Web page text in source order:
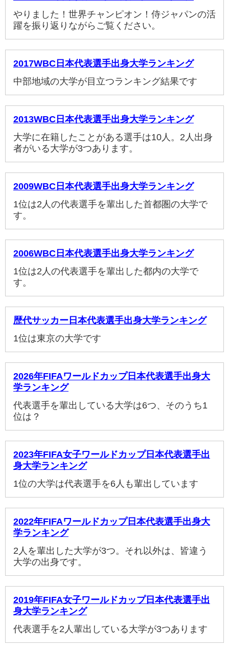
やりました！世界チャンピオン！侍ジャパンの活
躍を振り返りながらご覧ください。
2017WBC日本代表選手出身大学ランキング
中部地域の大学が目立つランキング結果です
2013WBC日本代表選手出身大学ランキング
大学に在籍したことがある選手は10人。2人出身
者がいる大学が3つあります。
2009WBC日本代表選手出身大学ランキング
1位は2人の代表選手を輩出した首都圏の大学で
す。
2006WBC日本代表選手出身大学ランキング
1位は2人の代表選手を輩出した都内の大学で
す。
歴代サッカー日本代表選手出身大学ランキング
1位は東京の大学です
2026年FIFAワールドカップ日本代表選手出身大
学ランキング
代表選手を輩出している大学は6つ、そのうち1
位は？
2023年FIFA女子ワールドカップ日本代表選手出
身大学ランキング
1位の大学は代表選手を6人も輩出しています
2022年FIFAワールドカップ日本代表選手出身大
学ランキング
2人を輩出した大学が3つ。それ以外は、皆違う
大学の出身です。
2019年FIFA女子ワールドカップ日本代表選手出
身大学ランキング
代表選手を2人輩出している大学が3つあります